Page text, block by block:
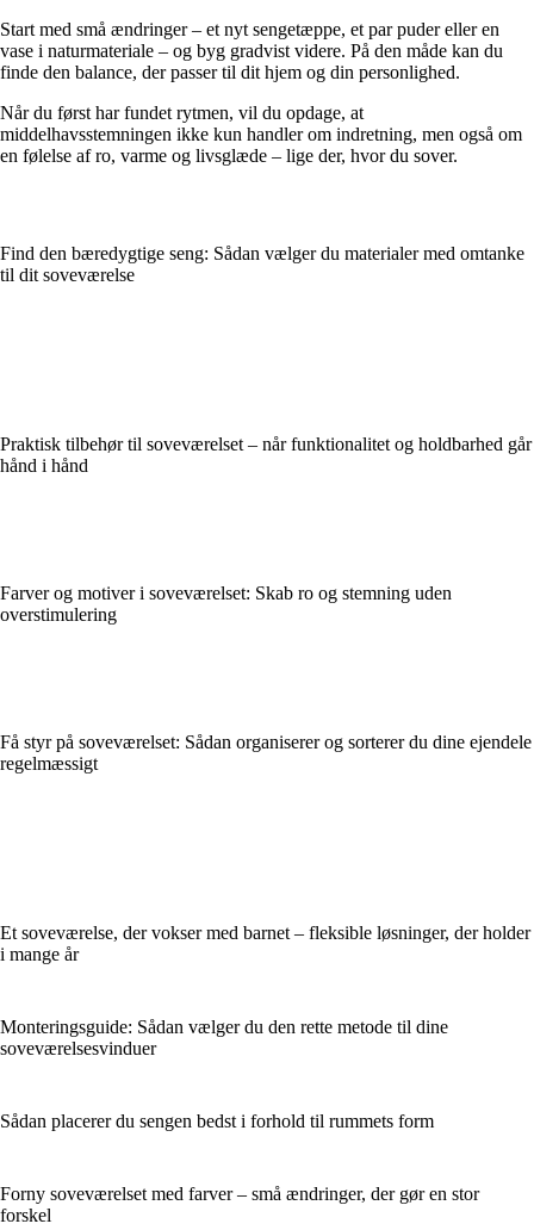
Start med små ændringer – et nyt sengetæppe, et par puder eller en
vase i naturmateriale – og byg gradvist videre. På den måde kan du
finde den balance, der passer til dit hjem og din personlighed.
Når du først har fundet rytmen, vil du opdage, at
middelhavsstemningen ikke kun handler om indretning, men også om
en følelse af ro, varme og livsglæde – lige der, hvor du sover.
Find den bæredygtige seng: Sådan vælger du materialer med omtanke
til dit soveværelse
Praktisk tilbehør til soveværelset – når funktionalitet og holdbarhed går
hånd i hånd
Farver og motiver i soveværelset: Skab ro og stemning uden
overstimulering
Få styr på soveværelset: Sådan organiserer og sorterer du dine ejendele
regelmæssigt
Et soveværelse, der vokser med barnet – fleksible løsninger, der holder
i mange år
Monteringsguide: Sådan vælger du den rette metode til dine
soveværelsesvinduer
Sådan placerer du sengen bedst i forhold til rummets form
Forny soveværelset med farver – små ændringer, der gør en stor
forskel